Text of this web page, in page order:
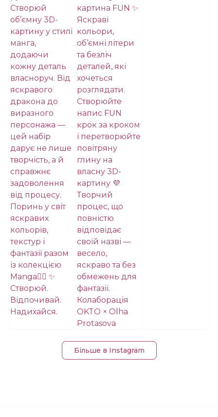
Більше в Instagram